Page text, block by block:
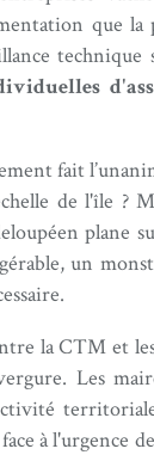
que la
technique
fait
de l'île ?
plane
un
la CTM et
Les
à l'urgence